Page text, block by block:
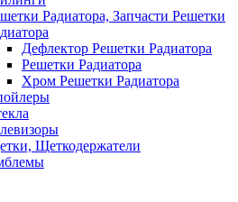
Радиатора, Запчасти Решетки
Дефлектор Решетки Радиатора
Решетки Радиатора
Хром Решетки Радиатора
Щеткодержатели